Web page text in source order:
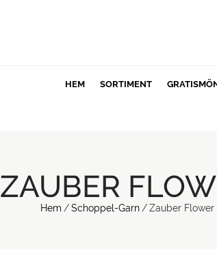
HEM SORTIMENT
ZAUBER
Hem /Schoppel-Garn /Zauber Flower